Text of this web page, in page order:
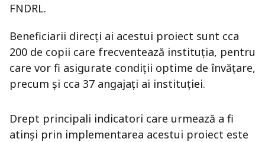
FNDRL.
Beneficiarii direcți ai acestui proiect sunt cca
200 de copii care frecventează instituția, pentru
care vor fi asigurate condiții optime de învățare,
precum și cca 37 angajați ai instituției.
Drept principali indicatori care urmează a fi
atinși prin implementarea acestui proiect este